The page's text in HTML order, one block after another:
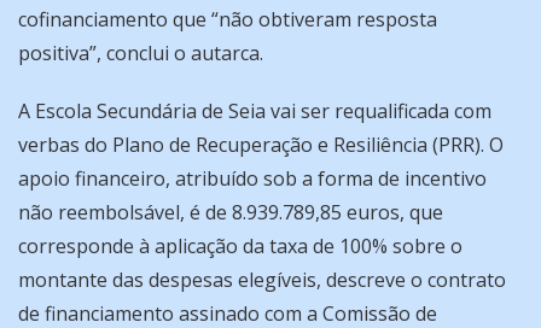
cofinanciamento que “não obtiveram resposta
positiva”, conclui o autarca.
A Escola Secundária de Seia vai ser requalificada com
verbas do Plano de Recuperação e Resiliência (PRR). O
apoio financeiro, atribuído sob a forma de incentivo
não reembolsável, é de 8.939.789,85 euros, que
corresponde à aplicação da taxa de 100% sobre o
montante das despesas elegíveis, descreve o contrato
de financiamento assinado com a Comissão de